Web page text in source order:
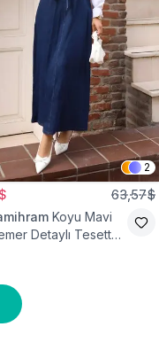
2
63,57$
Koyu Mavi
Detaylı Tesettür